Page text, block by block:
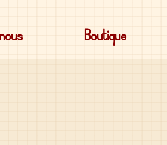
Boutique